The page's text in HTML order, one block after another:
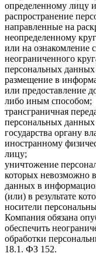
определенному лицу
распространение
направленные на
неопределенному
или на ознакомление
неограниченного
персональных
размещение в
или предоставление
либо иным способом;
трансграничная
персональных
государства органу
иностранному
лицу;
уничтожение
которых невозможно
данных в
(или) в результате
носители
Компания обязана
обеспечить
обработки
18.1. ФЗ 152.